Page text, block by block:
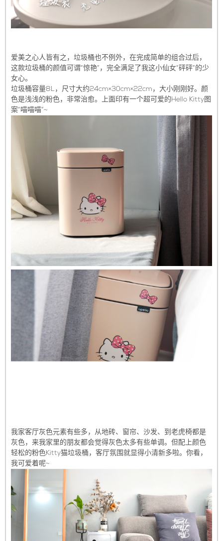
爱美之心人皆有之，垃圾桶也不例外，在完成简单的组合过后，
这款垃圾桶的颜值可谓“惊艳”，完全满足了我这小仙女“砰砰”的少
女心。
垃圾桶容量8L，尺寸大约24cm×30cm×22cm，大小刚刚好。颜
色是浅浅的粉色，非常治愈。上面印有一个超可爱的Hello Kitty图
案“喵喵喵”~
我家客厅灰色元素有些多，从地砖、窗帘、沙发、到老虎椅都是
灰色，来我家里的朋友都会觉得灰色太多有些单调。但配上颜色
轻松的粉色Kitty猫垃圾桶，客厅氛围就显得小清新多啦。你看，
我可爱着呢~